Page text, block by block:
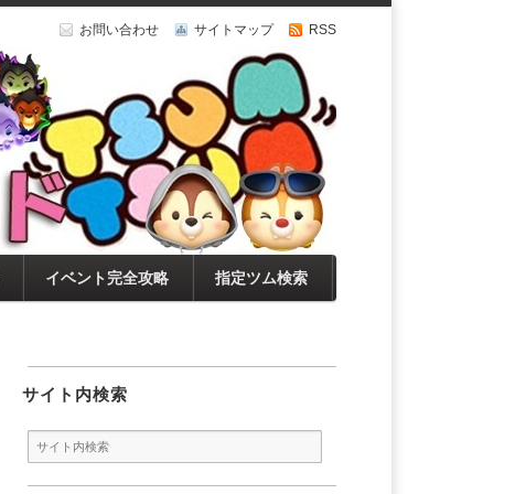
お問い合わせ サイトマップ RSS
イベント完全攻略 指定ツム検索
サイト内検索